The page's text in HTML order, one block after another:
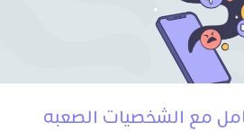
مع الشخصيات الصعبه